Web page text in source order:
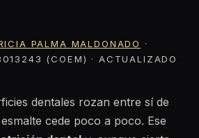
PALMA MALDONADO
·
(COEM) · ACTUALIZADO
dentales rozan entre sí de
cede poco a poco. Ese